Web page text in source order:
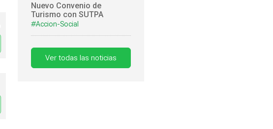
Nuevo Convenio de
Turismo con SUTPA
#Accion-Social
Ver todas las noticias